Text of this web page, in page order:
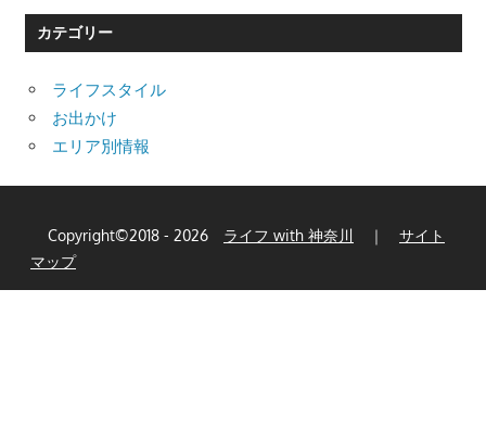
カテゴリー
ライフスタイル
お出かけ
エリア別情報
Copyright©2018 - 2026 ライフ with 神奈川 ｜ サイト
マップ